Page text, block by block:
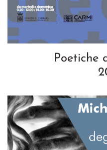
Poetiche